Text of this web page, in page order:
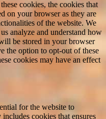
cookies, the cookies that
on your browser as they are
of the website. We
analyze and understand how
be stored in your browser
the option to opt-out of these
cookies may have an effect
for the website to
cookies that ensures